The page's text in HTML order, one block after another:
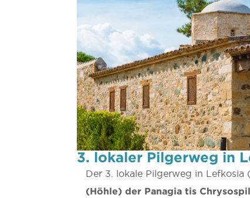
3. lokaler Pilgerweg in
Der 3. lokale Pilgerweg in
(Höhle) der Panagia tis